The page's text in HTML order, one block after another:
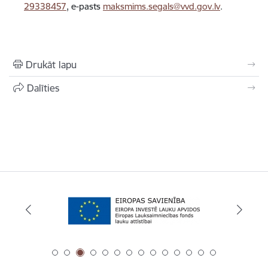
29338457, e-pasts maksmims.segals@vvd.gov.lv.
Drukāt lapu
Dalīties